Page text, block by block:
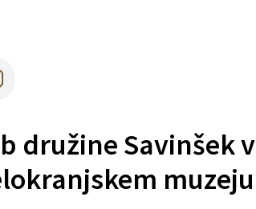
družine Savinšek v
muzeju